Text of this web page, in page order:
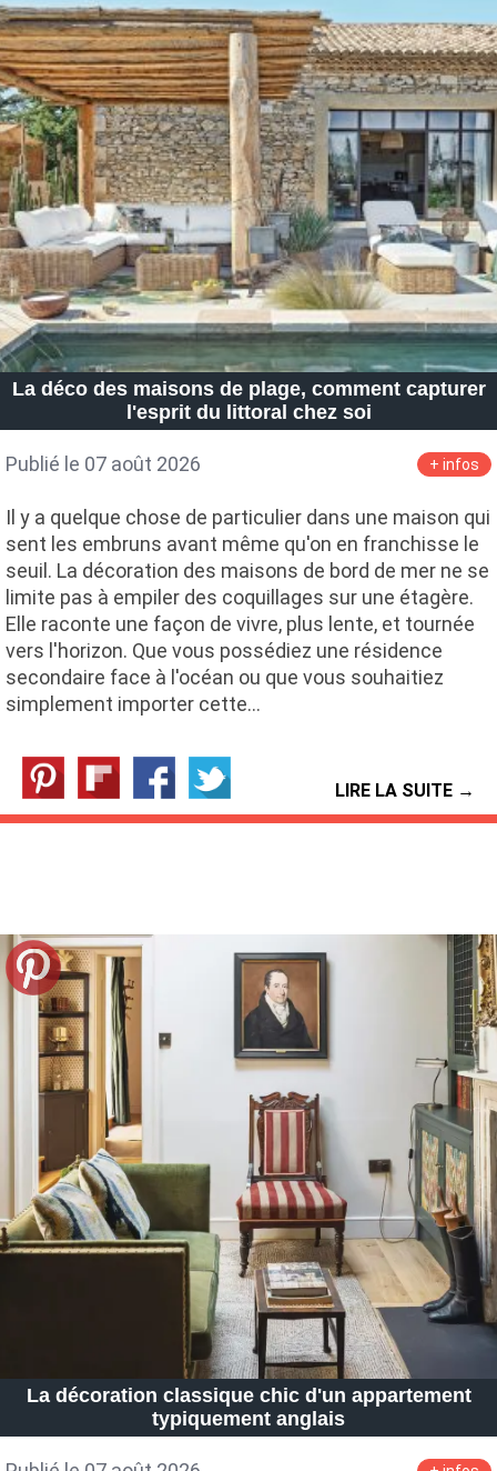
La déco des maisons de plage, comment capturer
l'esprit du littoral chez soi
Publié le 07 août 2026 + infos
Il y a quelque chose de particulier dans une maison qui
sent les embruns avant même qu'on en franchisse le
seuil. La décoration des maisons de bord de mer ne se
limite pas à empiler des coquillages sur une étagère.
Elle raconte une façon de vivre, plus lente, et tournée
vers l'horizon. Que vous possédiez une résidence
secondaire face à l'océan ou que vous souhaitiez
simplement importer cette…
LIRE LA SUITE →
La décoration classique chic d'un appartement
typiquement anglais